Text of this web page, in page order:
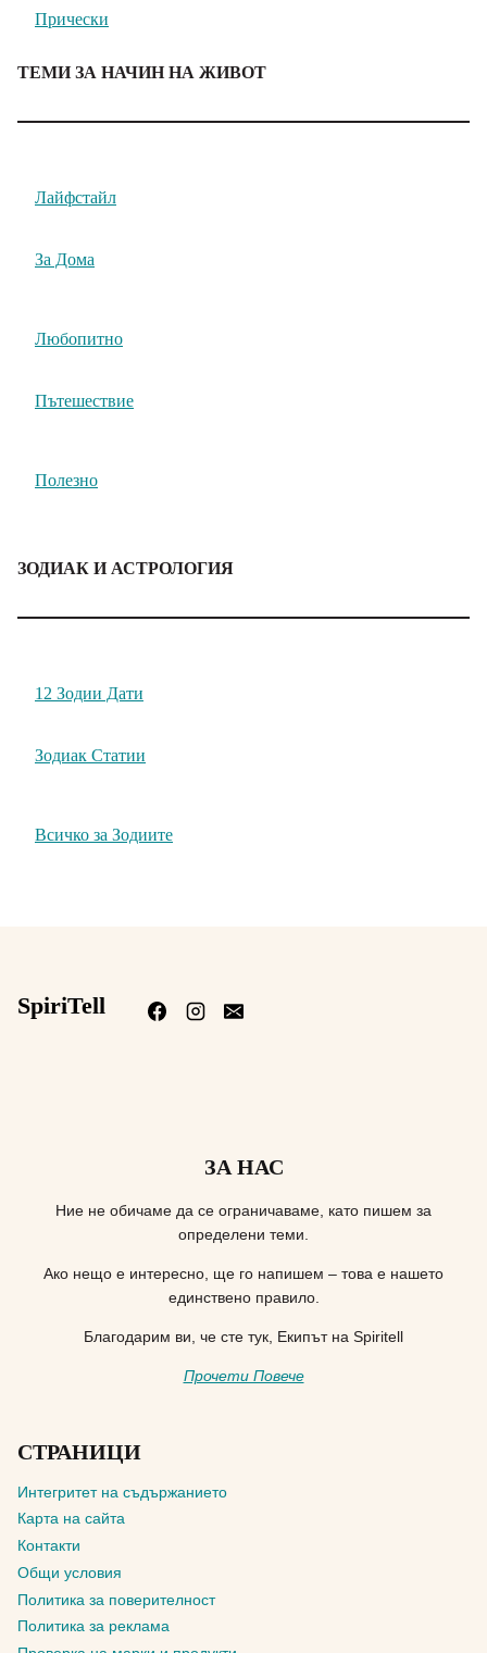
Прически
ТЕМИ ЗА НАЧИН НА ЖИВОТ
Лайфстайл
За Дома
Любопитно
Пътешествие
Полезно
ЗОДИАК И АСТРОЛОГИЯ
12 Зодии Дати
Зодиак Статии
Всичко за Зодиите
SpiriTell
ЗА НАС
Ние не обичаме да се ограничаваме, като пишем за
определени теми.
Ако нещо е интересно, ще го напишем – това е нашето
единствено правило.
Благодарим ви, че сте тук, Екипът на Spiritell
Прочети Повече
СТРАНИЦИ
Интегритет на съдържанието
Карта на сайта
Контакти
Общи условия
Политика за поверителност
Политика за реклама